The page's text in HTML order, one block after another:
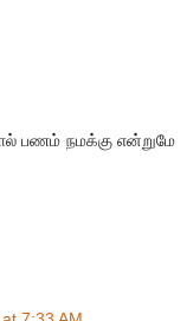
பணம் நமக்கு என்றுமே